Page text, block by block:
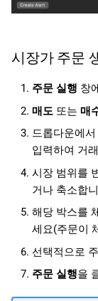
시장가 주문
주문 실행 창
매도또는 매
드롭다운에
입력하여 거
시장 범위를
거나 축소합
해당 박스를
세요(주문이
선택적으로
주문 실행을